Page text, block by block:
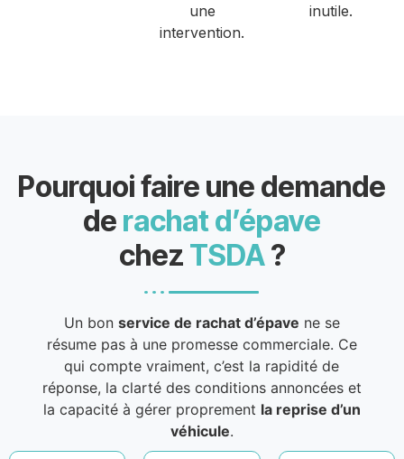
une
intervention.
inutile.
Pourquoi faire une demande
de rachat d’épave
chez TSDA?
Un bon service de rachat d’épave ne se
résume pas à une promesse commerciale. Ce
qui compte vraiment, c’est la rapidité de
réponse, la clarté des conditions annoncées et
la capacité à gérer proprement la reprise d’un
véhicule.